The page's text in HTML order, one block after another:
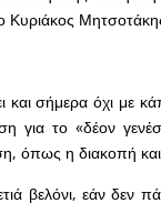
και σήμερα όχι με
για το «δέον
όπως η διακοπή
βελόνι, εάν δεν